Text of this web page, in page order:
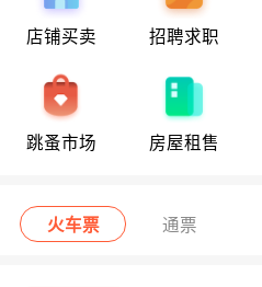
店铺买卖 招聘求职
跳蚤市场 房屋租售
火车票 通票